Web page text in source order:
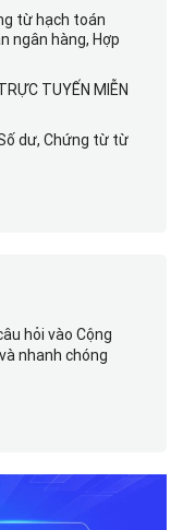
từ hạch toán
ngân hàng, Hợp
TUYẾN MIỄN
dư, Chứng từ từ
hỏi vào Cộng
nhanh chóng